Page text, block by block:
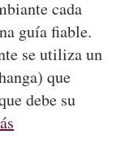
cada
guía fiable.
se utiliza un
que
debe su